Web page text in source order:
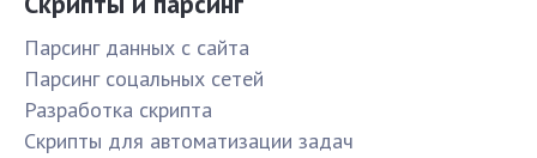
Парсинг данных с сайта
Парсинг соцальных сетей
Разработка скрипта
Скрипты для автоматизации задач